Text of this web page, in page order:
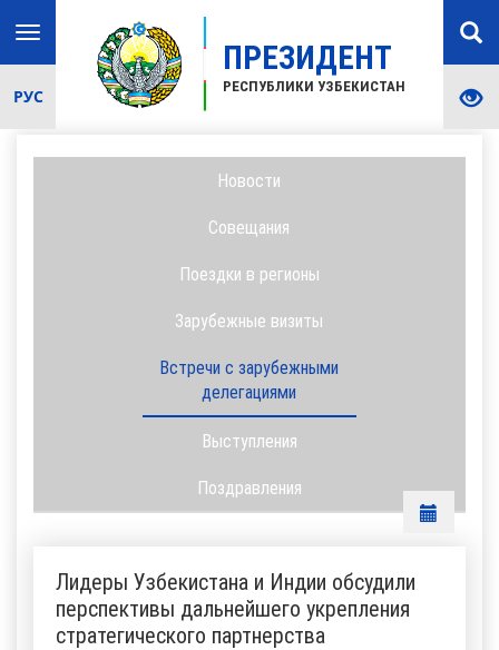
ПРЕЗИДЕНТ
РЕСПУБЛИКИ УЗБЕКИСТАН
Toggle
navigation
РУС
Новости
Совещания
Поездки в регионы
Зарубежные визиты
Встречи с зарубежными
делегациями
Выступления
Поздравления
Лидеры Узбекистана и Индии обсудили
перспективы дальнейшего укрепления
стратегического партнерства